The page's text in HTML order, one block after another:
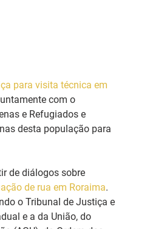
para visita técnica em
com o
e Refugiados e
desta população para
de diálogos sobre
de rua em Roraima.
o Tribunal de Justiça e
e a da União, do